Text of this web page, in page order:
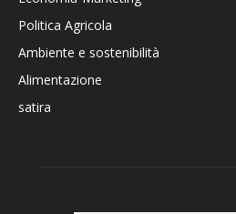
Politica Agricola
Ambiente e sostenibilità
Alimentazione
satira